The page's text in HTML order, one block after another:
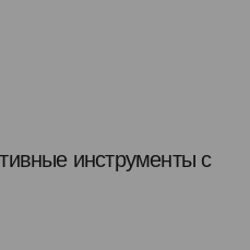
инструменты с